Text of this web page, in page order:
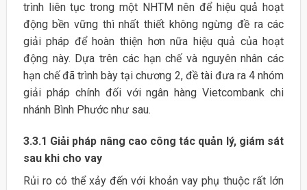
trình liên tục trong một NHTM nên để hiệu quả hoạt
động bền vững thì nhất thiết không ngừng đề ra các
giải pháp để hoàn thiện hơn nữa hiệu quả của hoạt
động này. Dựa trên các hạn chế và nguyên nhân các
hạn chế đã trình bày tại chương 2, đề tài đưa ra 4 nhóm
giải pháp chính đối với ngân hàng Vietcombank chi
nhánh Bình Phước như sau.
3.3.1 Giải pháp nâng cao công tác quản lý, giám sát
sau khi cho vay
Rủi ro có thể xảy đến với khoản vay phụ thuộc rất lớn